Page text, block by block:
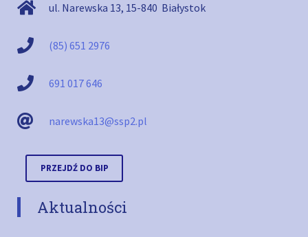
ul. Narewska 13, 15-840 Białystok
(85) 651 2976
691 017 646
narewska13@ssp2.pl
PRZEJDŹ DO BIP
Aktualności